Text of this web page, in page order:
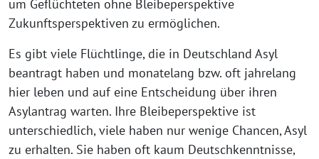
um Geflüchteten ohne Bleibeperspektive
Zukunftsperspektiven zu ermöglichen.
Es gibt viele Flüchtlinge, die in Deutschland Asyl
beantragt haben und monatelang bzw. oft jahrelang
hier leben und auf eine Entscheidung über ihren
Asylantrag warten. Ihre Bleibeperspektive ist
unterschiedlich, viele haben nur wenige Chancen, Asyl
zu erhalten. Sie haben oft kaum Deutschkenntnisse,